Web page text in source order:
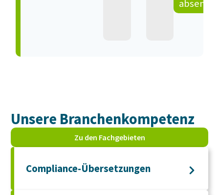
Unsere Branchen­kompetenz
Zu den Fachgebieten
Compliance-Übersetzungen